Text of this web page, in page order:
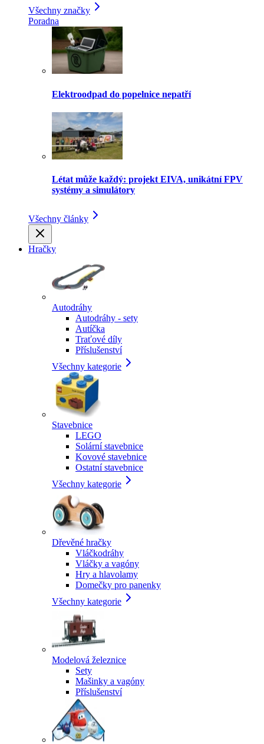
Všechny značky
Poradna
Elektroodpad do popelnice nepatří
Létat může každý: projekt EIVA, unikátní FPV
systémy a simulátory
Všechny články
Hračky
Autodráhy
Autodráhy - sety
Autíčka
Traťové díly
Příslušenství
Všechny kategorie
Stavebnice
LEGO
Solární stavebnice
Kovové stavebnice
Ostatní stavebnice
Všechny kategorie
Dřevěné hračky
Vláčkodráhy
Vláčky a vagóny
Hry a hlavolamy
Domečky pro panenky
Všechny kategorie
Modelová železnice
Sety
Mašinky a vagóny
Příslušenství